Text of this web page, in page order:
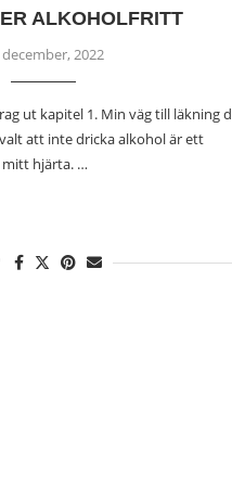
ALKOHOLFRITT
december, 2022
ut kapitel 1. Min väg till läkning
att inte dricka alkohol är ett
hjärta. …